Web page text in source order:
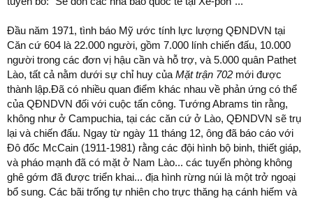
Đầu năm 1971, tình báo Mỹ ước tính lực lượng QĐNDVN tại
Căn cứ 604 là 22.000 người, gồm 7.000 lính chiến đấu, 10.000
người trong các đơn vị hậu cần và hỗ trợ, và 5.000 quân Pathet
Lào, tất cả nằm dưới sự chỉ huy của Mặt trận 702 mới được
thành lập.Đã có nhiều quan điểm khác nhau về phản ứng có thể
của QĐNDVN đối với cuộc tấn công. Tướng Abrams tin rằng,
không như ở Campuchia, tại các căn cứ ở Lào, QĐNDVN sẽ trụ
lại và chiến đấu. Ngay từ ngày 11 tháng 12, ông đã báo cáo với
Đô đốc McCain (1911-1981) rằng các đội hình bộ binh, thiết giáp,
và pháo mạnh đã có mặt ở Nam Lào... các tuyến phòng không
ghê gớm đã được triển khai... địa hình rừng núi là một trở ngoại
bổ sung. Các bãi trống tự nhiên cho trực thăng hạ cánh hiếm và